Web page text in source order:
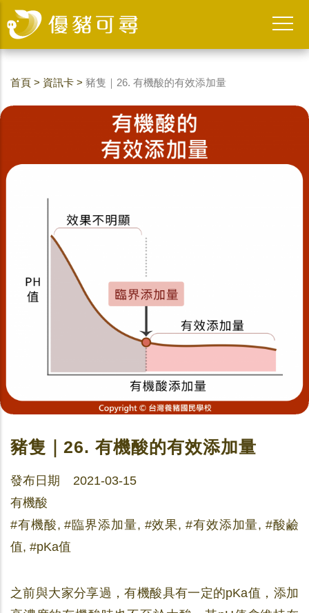
首頁 > 資訊卡 > 豬隻｜26. 有機酸的有效添加量
豬隻｜26. 有機酸的有效添加量
發布日期 2021-03-15
有機酸
#有機酸, #臨界添加量, #效果, #有效添加量, #酸鹼
值, #pKa值
之前與大家分享過，有機酸具有一定的pKa值，添加